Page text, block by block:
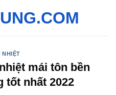
NHIỆT
mái tôn bền
tốt nhất 2022